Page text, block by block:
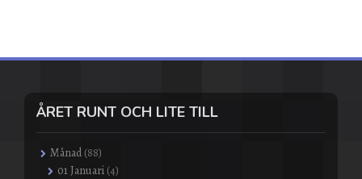
ÅRET RUNT OCH LITE TILL
Månad (88)
01 Januari (4)